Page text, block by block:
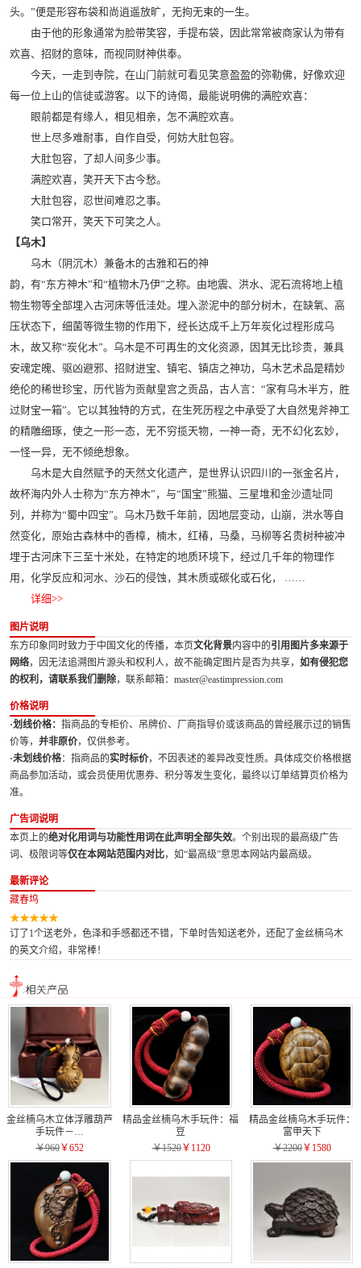
头。”便是形容布袋和尚逍遥放旷，无拘无束的一生。
由于他的形象通常为脸带笑容，手提布袋，因此常常被商家认为带有
欢喜、招财的意味，而视同财神供奉。
今天，一走到寺院，在山门前就可看见笑意盈盈的弥勒佛，好像欢迎
每一位上山的信徒或游客。以下的诗偈，最能说明佛的满腔欢喜：
眼前都是有缘人，相见相亲，怎不满腔欢喜。
世上尽多难耐事，自作自受，何妨大肚包容。
大肚包容，了却人间多少事。
满腔欢喜，笑开天下古今愁。
大肚包容，忍世间难忍之事。
笑口常开，笑天下可笑之人。
【乌木】
乌木（阴沉木）兼备木的古雅和石的神
韵，有“东方神木”和“植物木乃伊”之称。由地震、洪水、泥石流将地上植
物生物等全部埋入古河床等低洼处。埋入淤泥中的部分树木，在缺氧、高
压状态下，细菌等微生物的作用下，经长达成千上万年炭化过程形成乌
木，故又称“炭化木”。乌木是不可再生的文化资源，因其无比珍贵，兼具
安魂定魄、驱凶避邪、招财进宝、镇宅、镇店之神功，乌木艺术品是精妙
绝伦的稀世珍宝，历代皆为贡献皇宫之贡品，古人言：“家有乌木半方，胜
过财宝一箱”。它以其独特的方式，在生死历程之中承受了大自然鬼斧神工
的精雕细琢，使之一形一态，无不穷揽天物，一神一奇，无不幻化玄妙，
一怪一异，无不倾绝想象。
乌木是大自然赋予的天然文化遗产，是世界认识四川的一张金名片，
故杯海内外人士称为“东方神木”，与“国宝”熊猫、三星堆和金沙遗址同
列，并称为“蜀中四宝”。乌木乃数千年前，因地层变动，山崩，洪水等自
然变化，原始古森林中的香樟，楠木，红椿，马桑，马柳等名贵树种被冲
埋于古河床下三至十米处，在特定的地质环境下，经过几千年的物理作
用，化学反应和河水、沙石的侵蚀，其木质或碳化或石化， ……
详细>>
图片说明
东方印象同时致力于中国文化的传播，本页文化背景内容中的引用图片多来源于
网络，因无法追溯图片源头和权利人，故不能确定图片是否为共享， 如有侵犯您
的权利，请联系我们删除，联系邮箱：master@eastimpression.com
价格说明
·划线价格： 指商品的专柜价、吊牌价、厂商指导价或该商品的曾经展示过的销售
价等， 并非原价，仅供参考。
·未划线价格：指商品的实时标价，不因表述的差异改变性质。具体成交价格根据
商品参加活动，或会员使用优惠券、积分等发生变化，最终以订单结算页价格为
准。
广告词说明
本页上的绝对化用词与功能性用词在此声明全部失效。个别出现的最高级广告
词、极限词等仅在本网站范围内对比，如“最高级”意思本网站内最高级。
最新评论
藏春坞
订了1个送老外，色泽和手感都还不错，下单时告知送老外，还配了金丝楠乌木
的英文介绍，非常棒！
金丝楠乌木立体浮雕葫芦
手玩件－…
￥960￥652
精品金丝楠乌木手玩件：福
豆
￥1520￥1120
精品金丝楠乌木手玩件：
富甲天下
￥2200￥1580